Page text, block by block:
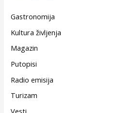
Gastronomija
Kultura življenja
Magazin
Putopisi
Radio emisija
Turizam
Vesti